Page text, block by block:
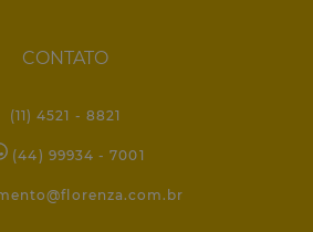
CONTATO
(11) 4521 - 8821
(44) 99934 - 7001